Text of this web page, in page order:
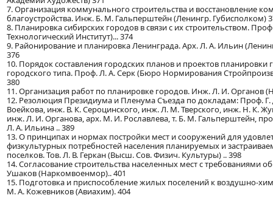
7. Организация коммунального строительства и восстановление
благоустройства. Инж. Б. М. Гальперштейн (Ленингр. Губисполком)
8. Планировка сибирских городов в связи с их строительством.
Технологический Институт)... 374
9. Районирование и планировка Ленинграда. Арх. Л. А. Ильин
376
10. Порядок составления городских планов и проектов планировки
городского типа. Проф. Л. А. Серк (Бюро Нормирования
380
11. Организация работ по планировке городов. Инж. Л. И. Органов
12. Резолюция Президиума и Пленума Съезда по докладам: Проф. Г.
Воейкова, инж. В. К. Сероцинского, инж. Л. М. Тверского, инж. Н. К.
инж. Л. И. Органова, арх. М. И. Рославлева, т. Б. М. Гальперштейн,
Л. А. Ильина .. 389
13. О принципах и нормах постройки мест и сооружений для
физкультурных потребностей населения планируемых и
поселков. Тов. Л. В. Геркан (Высш. Сов. Физич. Культуры) .. 398
14. Согласование строительства населенных мест с требованиями
Ушаков (Наркомвоенмор).. 401
15. Подготовка и приспособление жилых поселений к воздушно-
М. А. Кожевников (Авиахим). 404